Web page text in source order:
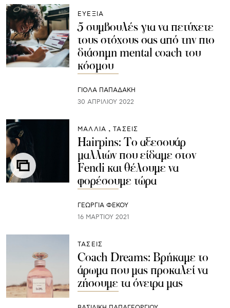
ΕΥΕΞΙΑ
5 συμβουλές για να πετύχετε
τους στόχους σας από την πιο
διάσημη mental coach του
κόσμου
ΓΙΌΛΑ ΠΑΠΑΔΆΚΗ
30 ΑΠΡΙΛΊΟΥ 2022
ΜΑΛΛΙΑ ΤΑΣΕΙΣ
Hairpins: Το αξεσουάρ
μαλλιών που είδαμε στον
Fendi και θέλουμε να
φορέσουμε τώρα
ΓΕΩΡΓΙΑ ΦΕΚΟΥ
16 ΜΑΡΤΊΟΥ 2021
ΤΑΣΕΙΣ
Coach Dreams: Βρήκαμε το
άρωμα που μας προκαλεί να
ζήσουμε τα όνειρα μας